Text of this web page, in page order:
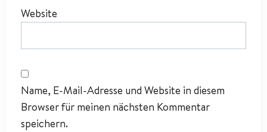
Website
Name, E-Mail-Adresse und Website in diesem
Browser für meinen nächsten Kommentar
speichern.